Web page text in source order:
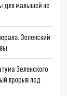
для малышей не
Зеленский
Зеленского
прорыв под